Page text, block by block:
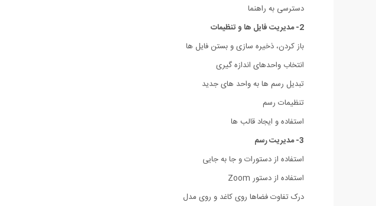
دسترسی به راهنما
2- مدیریت فایل ها و تنظیمات
باز کردن، ذخیره سازی و بستن فایل ها
انتخاب واحدهای اندازه گیری
تبدیل رسم ها به واحد های جدید
تنظیمات رسم
استفاده و ایجاد قالب ها
3- مدیریت رسم
استفاده از دستورات و جا به جایی
استفاده از دستور Zoom
درک تفاوت فضاها روی کاغد و روی مدل